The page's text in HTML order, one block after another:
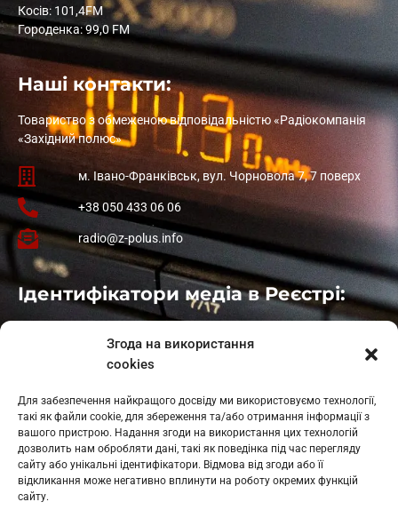
Згода на використання
cookies
Для забезпечення найкращого досвіду ми використовуємо технології,
такі як файли cookie, для збереження та/або отримання інформації з
вашого пристрою. Надання згоди на використання цих технологій
дозволить нам обробляти дані, такі як поведінка під час перегляду
сайту або унікальні ідентифікатори. Відмова від згоди або її
відкликання може негативно вплинути на роботу окремих функцій
сайту.
Косів: 101,4FM
Городенка: 99,0 FM
Наші контакти:
Товариство з обмеженою відповідальністю «Радіокомпанія
«Західний полюс»
м. Івано-Франківськ, вул. Чорновола 7, 7 поверх
+38 050 433 06 06
radio@z-polus.info
Ідентифікатори медіа в Реєстрі:
: L11-01410
: L11-01801
Косів: L11-01805
Гарасимів: L11-02274